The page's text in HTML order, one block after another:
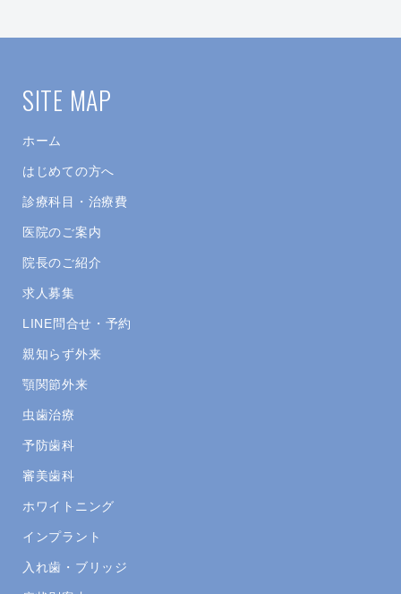
SITE MAP
ホーム
はじめての方へ
診療科目・治療費
医院のご案内
院長のご紹介
求人募集
LINE問合せ・予約
親知らず外来
顎関節外来
虫歯治療
予防歯科
審美歯科
ホワイトニング
インプラント
入れ歯・ブリッジ